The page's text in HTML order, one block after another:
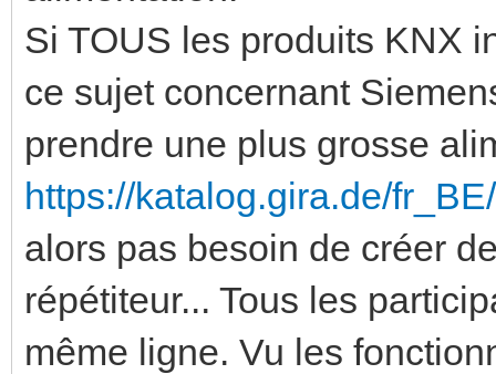
Si TOUS les produits KNX
ce sujet concernant
prendre une plus grosse
https://katalog.gira.de/
alors pas besoin de créer
répétiteur... Tous les
même ligne. Vu les